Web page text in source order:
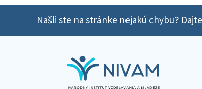
Našli ste na stránke nejakú chybu?